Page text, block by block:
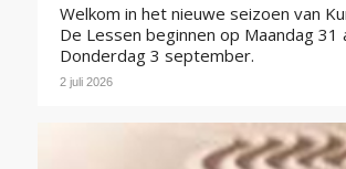
Welkom in het nieuwe seizoen van
De Lessen beginnen op Maandag 31
Donderdag 3 september.
2 juli 2026